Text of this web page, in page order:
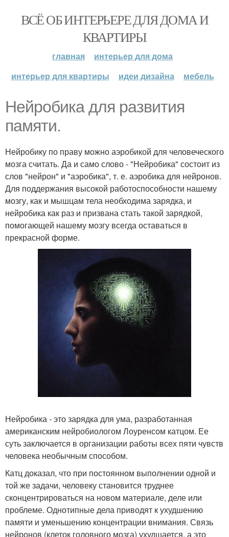
ВСЁ ОБ ИНТЕРЬЕРЕ ДЛЯ ДОМА И
КВАРТИРЫ
главная
интерьер для дома
интерьер для квартиры
идеи дизайна мебель
Нейробика для развития
памяти.
Нейробику по праву можно аэробикой для человеческого
мозга считать. Да и само слово - "Нейробика" состоит из
слов "нейрон" и "аэробика", т. е. аэробика для нейронов.
Для поддержания высокой работоспособности нашему
мозгу, как и мышцам тела необходима зарядка, и
нейробика как раз и призвана стать такой зарядкой,
помогающей нашему мозгу всегда оставаться в
прекрасной форме.
Нейробика - это зарядка для ума, разработанная
американским нейробиологом Лоуренсом катцом. Ее
суть заключается в организации работы всех пяти чувств
человека необычным способом.
Катц доказал, что при постоянном выполнении одной и
той же задачи, человеку становится труднее
сконцентрироваться на новом материале, деле или
проблеме. Однотипные дела приводят к ухудшению
памяти и уменьшению концентрации внимания. Связь
нейронов (клеток головного мозга) ухудшается, а это